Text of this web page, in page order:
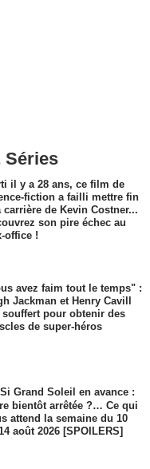
Séries
il y a 28 ans, ce film de
fiction a failli mettre fin
carrière de Kevin Costner...
son pire échec au
office !
avez faim tout le temps" :
Jackman et Henry Cavill
souffert pour obtenir des
de super-héros
Grand Soleil en avance :
bientôt arrêtée ?… Ce qui
attend la semaine du 10
août 2026 [SPOILERS]